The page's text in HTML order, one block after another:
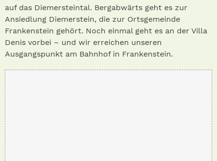
auf das Diemersteintal. Bergabwärts geht es zur
Ansiedlung Diemerstein, die zur Ortsgemeinde
Frankenstein gehört. Noch einmal geht es an der Villa
Denis vorbei – und wir erreichen unseren
Ausgangspunkt am Bahnhof in Frankenstein.